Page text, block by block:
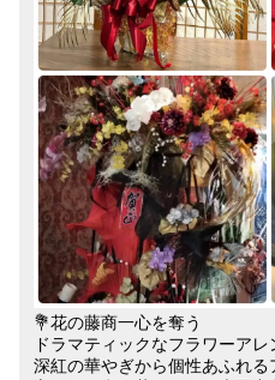
💐花の藤商一心を奪う
ドラマティックなフラワーアレ
深紅の華やぎから個性あふれ